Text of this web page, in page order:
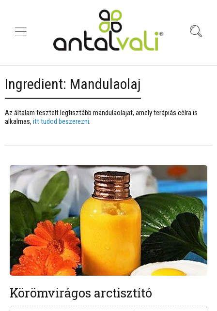
Ingredient: Mandulaolaj
Az általam tesztelt legtisztább mandulaolajat, amely terápiás célra is
alkalmas, itt tudod beszerezni.
Körömvirágos arctisztító